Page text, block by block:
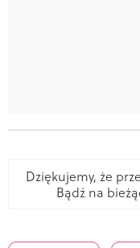
Dziękujemy, że
Bądź na